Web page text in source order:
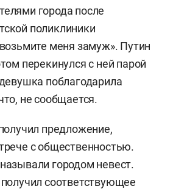
города после
поликлиники
меня замуж». Путин
перекинулся с ней парой
поблагодарила
не сообщается.
предложение,
с общественностью.
городом невест.
соответствующее